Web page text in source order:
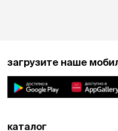
загрузите наше
каталог